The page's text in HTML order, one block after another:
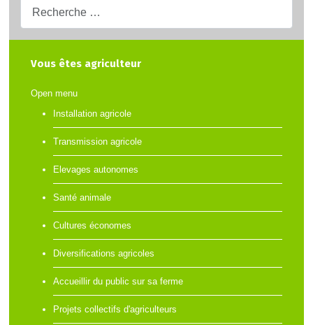
Vous êtes agriculteur
Open menu
Installation agricole
Transmission agricole
Elevages autonomes
Santé animale
Cultures économes
Diversifications agricoles
Accueillir du public sur sa ferme
Projets collectifs d'agriculteurs